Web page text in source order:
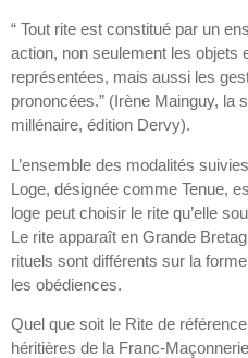
“ Tout rite est constitué par un
action, non seulement les objets
représentées, mais aussi les
prononcées.” (Irène Mainguy, la
millénaire, édition Dervy).
L’ensemble des modalités
Loge, désignée comme Tenue,
loge peut choisir le rite qu’elle
Le rite apparaît en Grande
rituels sont différents sur la
les obédiences.
Quel que soit le Rite de
héritières de la Franc-